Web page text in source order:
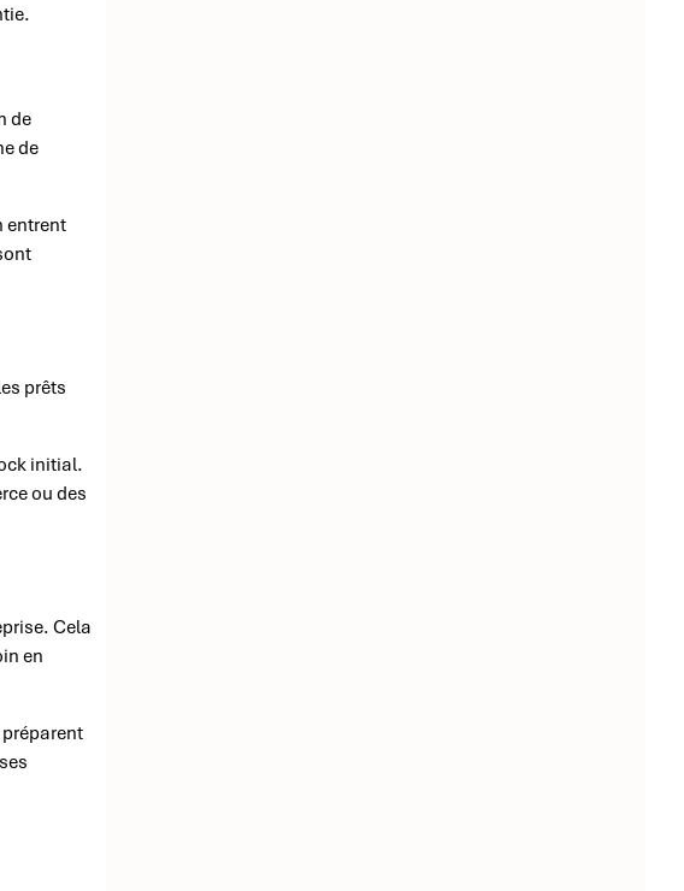
de
de
entrent
prêts
initial.
ou des
Cela
en